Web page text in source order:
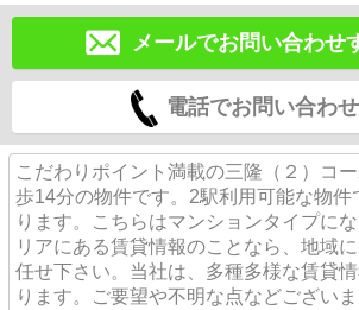
メールでお問い合わせ
電話でお問い合わ
こだわりポイント満載の三隆（２）コ
歩14分の物件です。2駅利用可能な物件
ります。こちらはマンションタイプに
リアにある賃貸情報のことなら、地域
任せ下さい。当社は、多種多様な賃貸
ります。ご要望や不明な点などござい